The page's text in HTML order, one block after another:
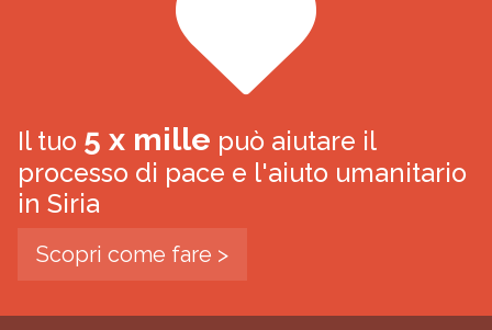
Il tuo 5 x mille può aiutare il
processo di pace e l'aiuto umanitario
in Siria
Scopri come fare >